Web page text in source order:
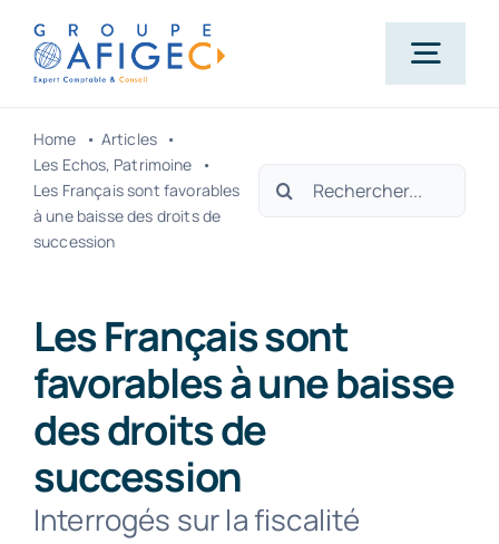
Passer
contenu
Nos métiers
Actualités
Carrière
Home
Articles
Les Echos Patrimoine
Les Français sont favorables
à une baisse des droits de
succession
Rechercher:
Les Français sont
favorables à une baisse
des droits de
succession
Interrogés sur la fiscalité